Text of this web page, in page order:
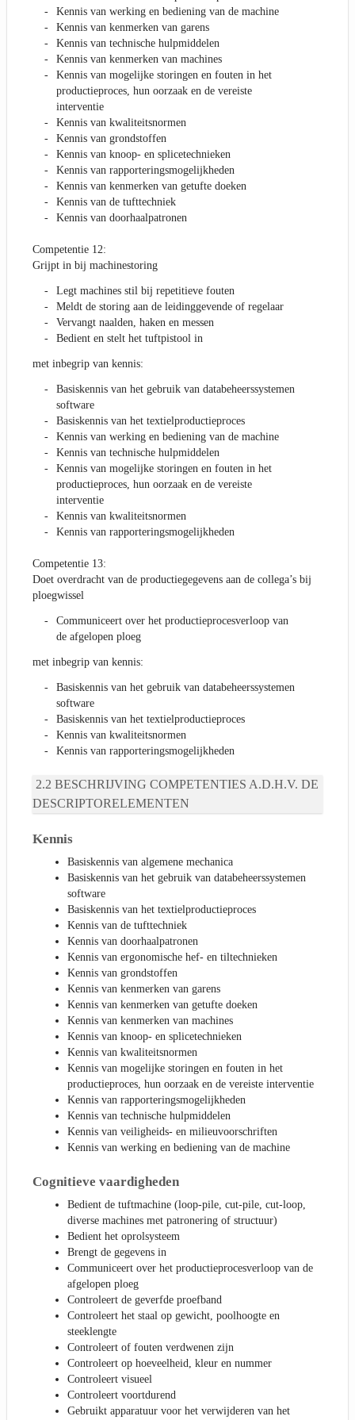
Kennis van werking en bediening van de machine
Kennis van kenmerken van garens
Kennis van technische hulpmiddelen
Kennis van kenmerken van machines
Kennis van mogelijke storingen en fouten in het
productieproces, hun oorzaak en de vereiste
interventie
Kennis van kwaliteitsnormen
Kennis van grondstoffen
Kennis van knoop- en splicetechnieken
Kennis van rapporteringsmogelijkheden
Kennis van kenmerken van getufte doeken
Kennis van de tufttechniek
Kennis van doorhaalpatronen
Competentie 12:
Grijpt in bij machinestoring
Legt machines stil bij repetitieve fouten
Meldt de storing aan de leidinggevende of regelaar
Vervangt naalden, haken en messen
Bedient en stelt het tuftpistool in
met inbegrip van kennis:
Basiskennis van het gebruik van databeheerssystemen
software
Basiskennis van het textielproductieproces
Kennis van werking en bediening van de machine
Kennis van technische hulpmiddelen
Kennis van mogelijke storingen en fouten in het
productieproces, hun oorzaak en de vereiste
interventie
Kennis van kwaliteitsnormen
Kennis van rapporteringsmogelijkheden
Competentie 13:
Doet overdracht van de productiegegevens aan de collega’s bij
ploegwissel
Communiceert over het productieprocesverloop van
de afgelopen ploeg
met inbegrip van kennis:
Basiskennis van het gebruik van databeheerssystemen
software
Basiskennis van het textielproductieproces
Kennis van kwaliteitsnormen
Kennis van rapporteringsmogelijkheden
BESCHRIJVING COMPETENTIES A.D.H.V. DE
DESCRIPTORELEMENTEN
Kennis
Basiskennis van algemene mechanica
Basiskennis van het gebruik van databeheerssystemen
software
Basiskennis van het textielproductieproces
Kennis van de tufttechniek
Kennis van doorhaalpatronen
Kennis van ergonomische hef- en tiltechnieken
Kennis van grondstoffen
Kennis van kenmerken van garens
Kennis van kenmerken van getufte doeken
Kennis van kenmerken van machines
Kennis van knoop- en splicetechnieken
Kennis van kwaliteitsnormen
Kennis van mogelijke storingen en fouten in het
productieproces, hun oorzaak en de vereiste interventie
Kennis van rapporteringsmogelijkheden
Kennis van technische hulpmiddelen
Kennis van veiligheids- en milieuvoorschriften
Kennis van werking en bediening van de machine
Cognitieve vaardigheden
Bedient de tuftmachine (loop-pile, cut-pile, cut-loop,
diverse machines met patronering of structuur)
Bedient het oprolsysteem
Brengt de gegevens in
Communiceert over het productieprocesverloop van de
afgelopen ploeg
Controleert de geverfde proefband
Controleert het staal op gewicht, poolhoogte en
steeklengte
Controleert of fouten verdwenen zijn
Controleert op hoeveelheid, kleur en nummer
Controleert visueel
Controleert voortdurend
Gebruikt apparatuur voor het verwijderen van het